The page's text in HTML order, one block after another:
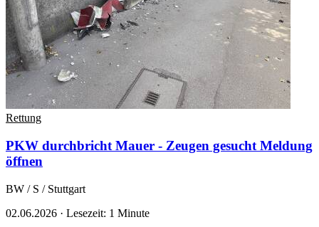
Rettung
PKW durchbricht Mauer - Zeugen gesucht Meldung
öffnen
BW / S / Stuttgart
02.06.2026 · Lesezeit: 1 Minute